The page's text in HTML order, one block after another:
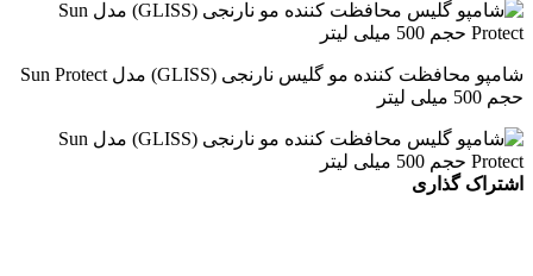
شامپو محافظت کننده مو گلیس نارنجی (GLISS) مدل Sun Protect
حجم 500 میلی لیتر
اشتراک گذاری